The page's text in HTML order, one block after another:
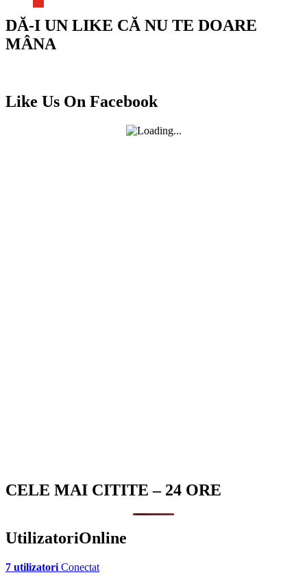
DĂ-I UN LIKE CĂ NU TE DOARE
MÂNA
Like Us On Facebook
CELE MAI CITITE – 24 ORE
UtilizatoriOnline
7 utilizatori Conectat